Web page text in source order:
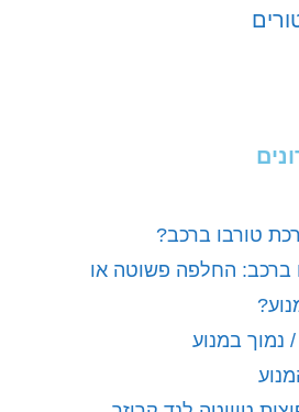
טורבו ברכב?
ברכב: החלפה פשוטה או
נמוך במנוע